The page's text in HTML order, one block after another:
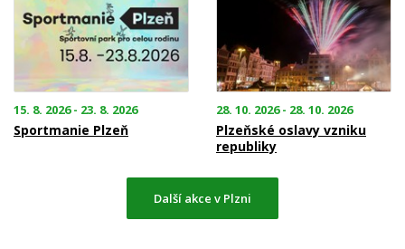
15. 8. 2026 - 23. 8. 2026
Sportmanie Plzeň
28. 10. 2026 - 28. 10. 2026
Plzeňské oslavy vzniku
republiky
Další akce v Plzni